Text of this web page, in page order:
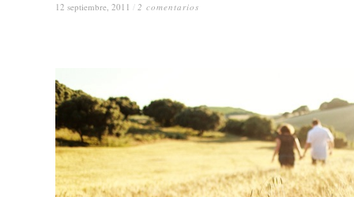
12 septiembre, 2011 / 2 comentarios
12 septiembre, 2011 / 2 comentarios